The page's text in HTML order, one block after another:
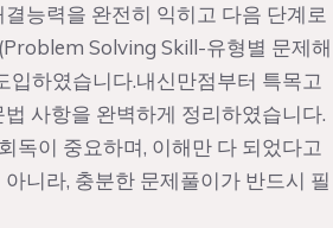
능력을 완전히 익히고 다음 단계로
Solving Skill-유형별 문제해
입하였습니다.내신만점부터 특목고
사항을 완벽하게 정리하였습니다.
독이 중요하며, 이해만 다 되었다고
니라, 충분한 문제풀이가 반드시 필